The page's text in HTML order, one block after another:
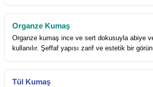
Organze Kumaş
Organze kumaş ince ve sert dokusuyla abiye
kullanılır. Şeffaf yapısı zarif ve estetik bir
Tül Kumaş